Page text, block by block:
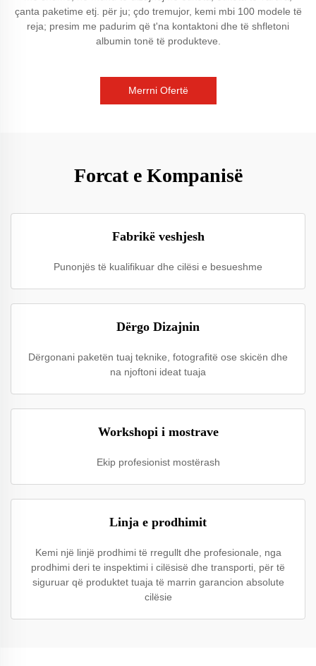
çanta paketime etj. për ju; çdo tremujor, kemi mbi 100 modele të
reja; presim me padurim që t'na kontaktoni dhe të shfletoni
albumin tonë të produkteve.
Merrni Ofertë
Forcat e Kompanisë
Fabrikë veshjesh
Punonjës të kualifikuar dhe cilësi e besueshme
Dërgo Dizajnin
Dërgonani paketën tuaj teknike, fotografitë ose skicën dhe
na njoftoni ideat tuaja
Workshopi i mostrave
Ekip profesionist mostërash
Linja e prodhimit
Kemi një linjë prodhimi të rregullt dhe profesionale, nga
prodhimi deri te inspektimi i cilësisë dhe transporti, për të
siguruar që produktet tuaja të marrin garancion absolute
cilësie